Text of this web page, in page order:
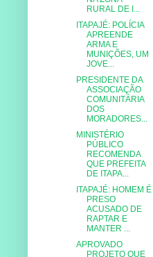
RURAL DE I...
ITAPAJÉ: POLÍCIA
APREENDE
ARMA E
MUNIÇÕES, UM
JOVE...
PRESIDENTE DA
ASSOCIAÇÃO
COMUNITÁRIA
DOS
MORADORES...
MINISTÉRIO
PÚBLICO
RECOMENDA
QUE PREFEITA
DE ITAPA...
ITAPAJÉ: HOMEM É
PRESO
ACUSADO DE
RAPTAR E
MANTER ...
APROVADO
PROJETO QUE